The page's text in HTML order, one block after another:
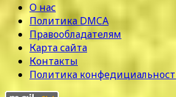
О нас
Политика DMCA
Правообладателям
Карта сайта
Контакты
Политика